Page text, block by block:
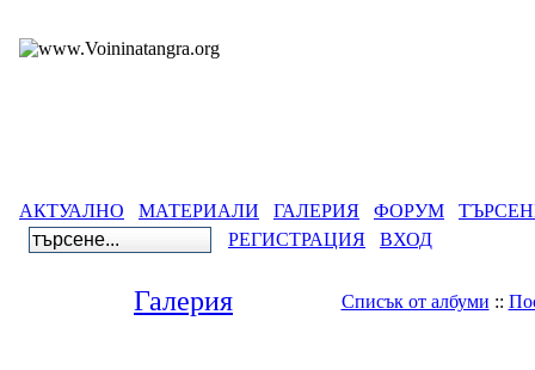
АКТУАЛНО МАТЕРИАЛИ ГАЛЕРИЯ ФОРУМ
РЕГИСТРАЦИЯ
ВХОД
Галерия Списък от албуми ::